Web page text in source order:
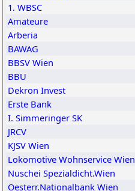
1. WBSC
Amateure
Arberia
BAWAG
BBSV Wien
BBU
Dekron Invest
Erste Bank
I. Simmeringer SK
JRCV
KJSV Wien
Lokomotive Wohnservice Wien
Nuschei Spezialdicht.Wien
Oesterr.Nationalbank Wien